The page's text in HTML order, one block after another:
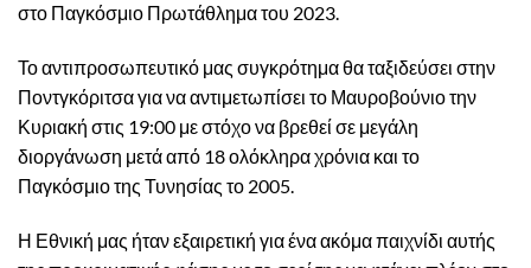
στο Παγκόσμιο Πρωτάθλημα του 2023.
Το αντιπροσωπευτικό μας συγκρότημα θα ταξιδεύσει στην
Ποντγκόριτσα για να αντιμετωπίσει το Μαυροβούνιο την
Κυριακή στις 19:00 με στόχο να βρεθεί σε μεγάλη
διοργάνωση μετά από 18 ολόκληρα χρόνια και το
Παγκόσμιο της Τυνησίας το 2005.
Η Εθνική μας ήταν εξαιρετική για ένα ακόμα παιχνίδι αυτής